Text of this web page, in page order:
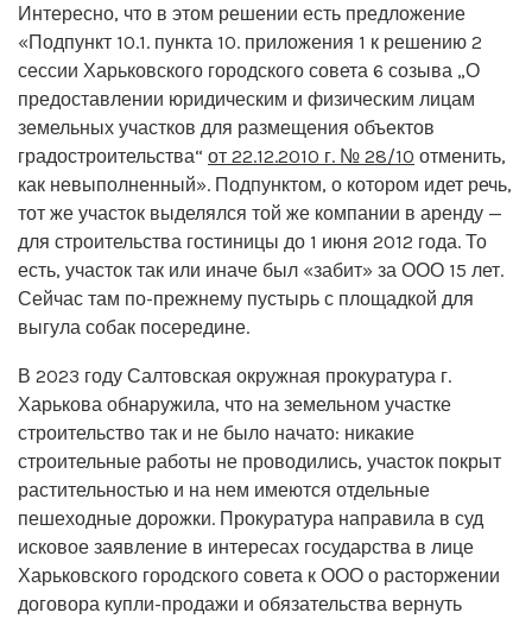
Интересно, что в этом решении есть предложение
«Подпункт 10.1. пункта 10. приложения 1 к решению 2
сессии Харьковского городского совета 6 созыва „О
предоставлении юридическим и физическим лицам
земельных участков для размещения объектов
градостроительства“ от 22.12.2010 г. № 28/10 отменить,
как невыполненный». Подпунктом, о котором идет речь,
тот же участок выделялся той же компании в аренду —
для строительства гостиницы до 1 июня 2012 года. То
есть, участок так или иначе был «забит» за ООО 15 лет.
Сейчас там по-прежнему пустырь с площадкой для
выгула собак посередине.
В 2023 году Салтовская окружная прокуратура г.
Харькова обнаружила, что на земельном участке
строительство так и не было начато: никакие
строительные работы не проводились, участок покрыт
растительностью и на нем имеются отдельные
пешеходные дорожки. Прокуратура направила в суд
исковое заявление в интересах государства в лице
Харьковского городского совета к ООО о расторжении
договора купли-продажи и обязательства вернуть